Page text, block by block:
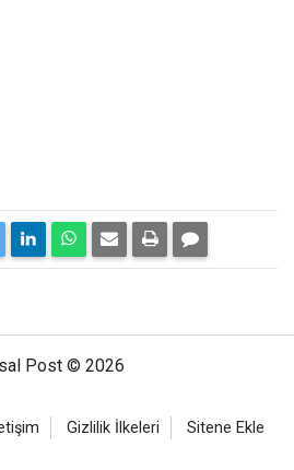
Post © 2026
Gizlilik İlkeleri Sitene Ekle